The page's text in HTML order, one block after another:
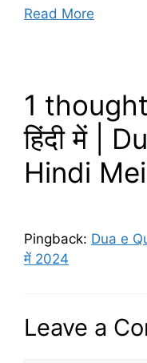
Read More
1
हिंदी में |
Hindi
Pingback: Dua e
में 2024
Leave a